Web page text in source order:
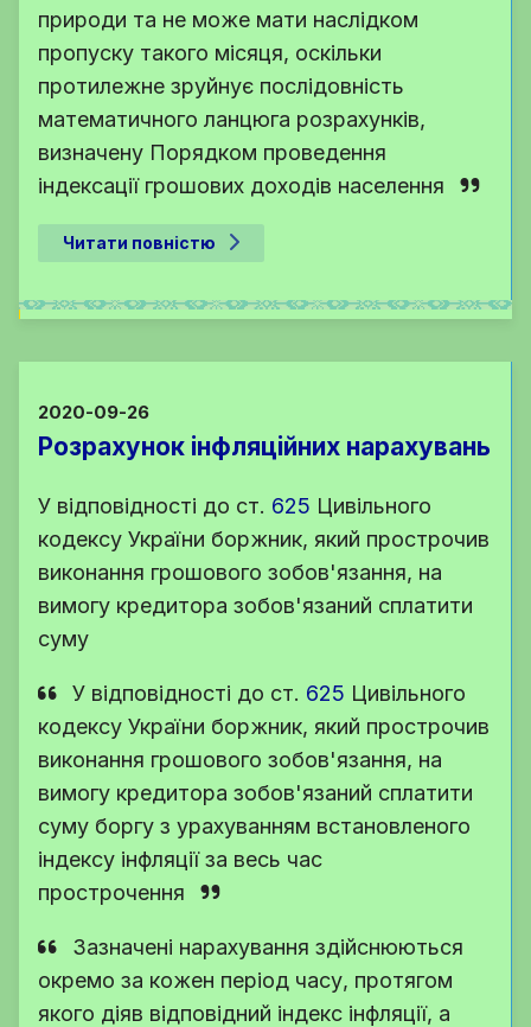
природи та не може мати наслідком
пропуску такого місяця, оскільки
протилежне зруйнує послідовність
математичного ланцюга розрахунків,
визначену Порядком проведення
індексації грошових доходів населення
Читати повністю
2020-09-26
Розрахунок інфляційних нарахувань
У відповідності до ст. 625 Цивільного
кодексу України боржник, який прострочив
виконання грошового зобов'язання, на
вимогу кредитора зобов'язаний сплатити
суму
У відповідності до ст. 625 Цивільного
кодексу України боржник, який прострочив
виконання грошового зобов'язання, на
вимогу кредитора зобов'язаний сплатити
суму боргу з урахуванням встановленого
індексу інфляції за весь час
прострочення
Зазначені нарахування здійснюються
окремо за кожен період часу, протягом
якого діяв відповідний індекс інфляції, а